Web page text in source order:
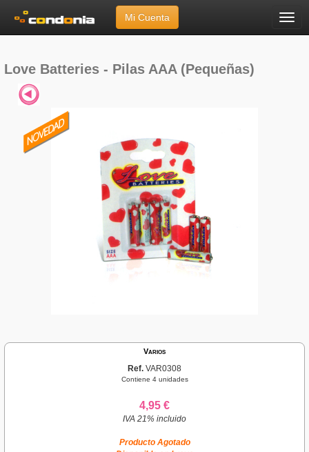
Menú
Mi Cuenta
Love Batteries - Pilas AAA (Pequeñas)
Love Batteries - Pilas AAA (Pequeñas)
Varios
Ref. VAR0308
Contiene 4 unidades
4,95 €
IVA 21% incluido
Producto Agotado